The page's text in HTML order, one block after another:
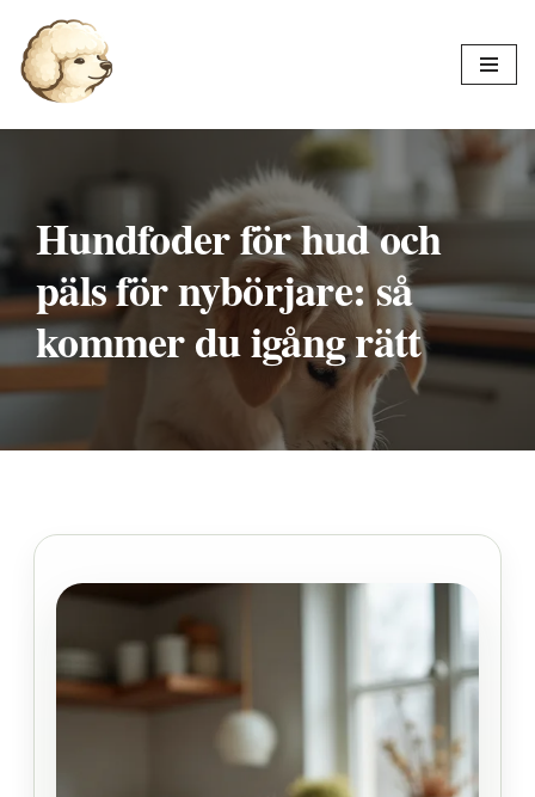
Hoppa
till
Hundfoder för hud och
päls för nybörjare: så
kommer du igång rätt